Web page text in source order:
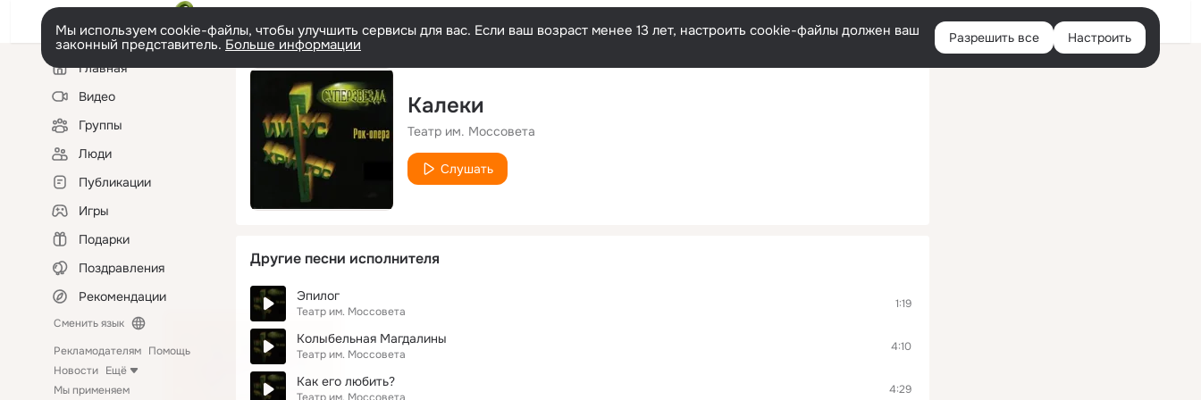
Войти
Мы используем cookie-файлы, чтобы улучшить сервисы для вас. Если ваш возраст менее 13 лет, настроить cookie-файлы должен ваш
законный представитель. Больше информации Разрешить все Настроить
Левая
колонкаГлавная
Видео
Группы
Люди
Публикации
Игры
Подарки
Поздравления
Рекомендации
Сменить язык
Рекламодателям Помощь
Новости Ещё
Мы применяем
Калеки
Театр им. Моссовета
Слушать
Другие песни исполнителя
Эпилог
Театр им. Моссовета
1:19
Колыбельная Магдалины
Театр им. Моссовета
4:10
Как его любить? 4:29